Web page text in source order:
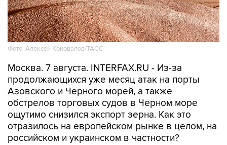
Фото: Алексей Коновалов/ТАСС
Москва. 7 августа. INTERFAX.RU - Из-за
продолжающихся уже месяц атак на порты
Азовского и Черного морей, а также
обстрелов торговых судов в Черном море
ощутимо снизился экспорт зерна. Как это
отразилось на европейском рынке в целом, на
российском и украинском в частности?